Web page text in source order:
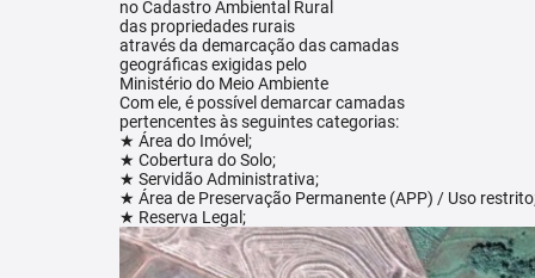
no Cadastro Ambiental Rural
das propriedades rurais
através da demarcação das camadas
geográficas exigidas pelo
Ministério do Meio Ambiente
Com ele, é possível demarcar camadas
pertencentes às seguintes categorias:
★ Área do Imóvel;
★ Cobertura do Solo;
★ Servidão Administrativa;
★ Área de Preservação Permanente (APP) / Uso
★ Reserva Legal;